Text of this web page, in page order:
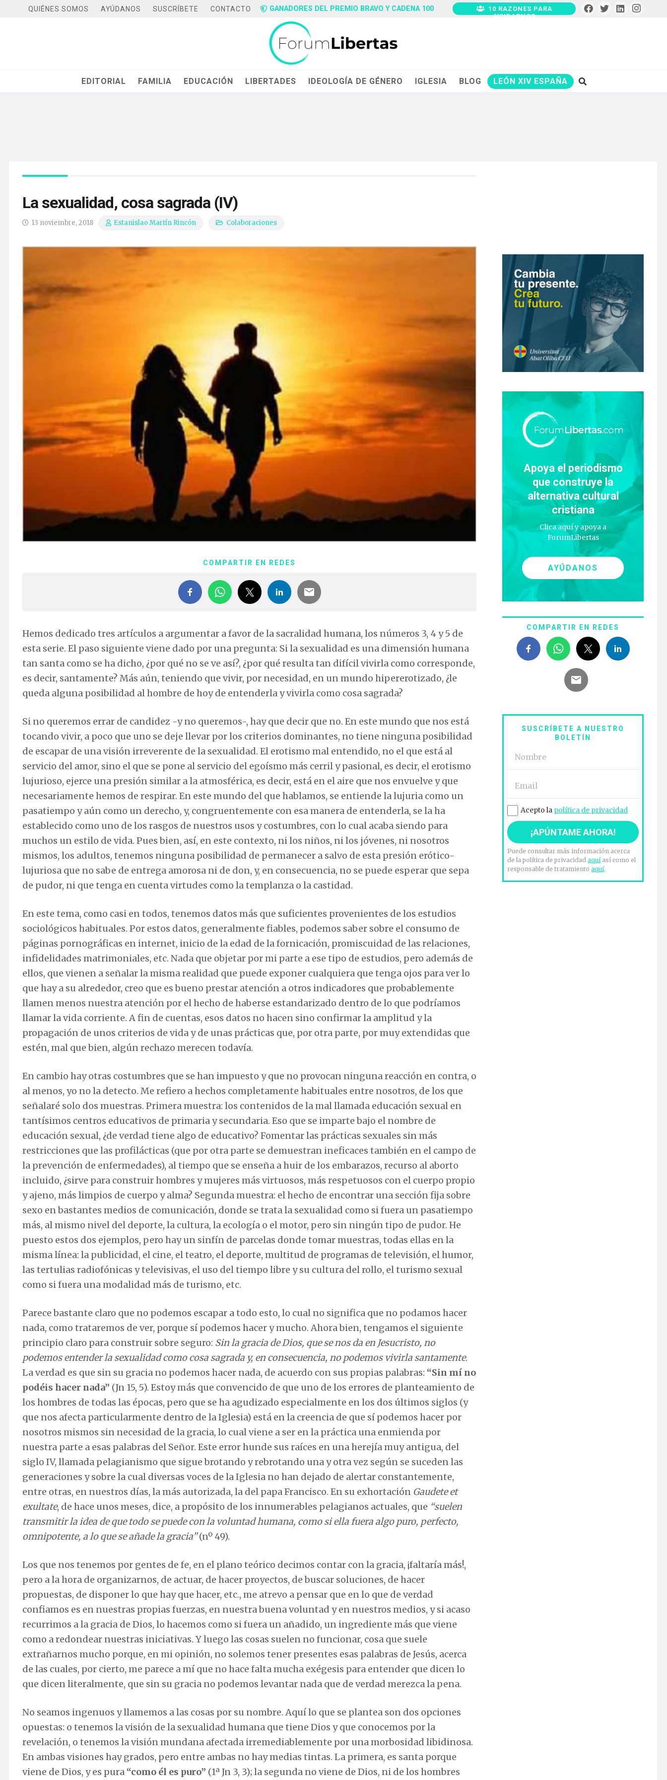
QUIÉNES SOMOS AYÚDANOS SUSCRÍBETE CONTACTO GANADORES DEL PREMIO BRAVO Y CADENA 100
10 RAZONES PARA
AYUDARNOS
EDITORIAL FAMILIA EDUCACIÓN LIBERTADES IDEOLOGÍA DE GÉNERO IGLESIA BLOG LEÓN XIV ESPAÑA
La sexualidad, cosa sagrada (IV)
13 noviembre, 2018 Estanislao Martín Rincón Colaboraciones
COMPARTIR EN REDES
Hemos dedicado tres artículos a argumentar a favor de la sacralidad humana, los números 3, 4 y 5 de
esta serie. El paso siguiente viene dado por una pregunta: Si la sexualidad es una dimensión humana
tan santa como se ha dicho, ¿por qué no se ve así?, ¿por qué resulta tan difícil vivirla como corresponde,
es decir, santamente? Más aún, teniendo que vivir, por necesidad, en un mundo hipererotizado, ¿le
queda alguna posibilidad al hombre de hoy de entenderla y vivirla como cosa sagrada?
Si no queremos errar de candidez -y no queremos-, hay que decir que no. En este mundo que nos está
tocando vivir, a poco que uno se deje llevar por los criterios dominantes, no tiene ninguna posibilidad
de escapar de una visión irreverente de la sexualidad. El erotismo mal entendido, no el que está al
servicio del amor, sino el que se pone al servicio del egoísmo más cerril y pasional, es decir, el erotismo
lujurioso, ejerce una presión similar a la atmosférica, es decir, está en el aire que nos envuelve y que
necesariamente hemos de respirar. En este mundo del que hablamos, se entiende la lujuria como un
pasatiempo y aún como un derecho, y, congruentemente con esa manera de entenderla, se la ha
establecido como uno de los rasgos de nuestros usos y costumbres, con lo cual acaba siendo para
muchos un estilo de vida. Pues bien, así, en este contexto, ni los niños, ni los jóvenes, ni nosotros
mismos, los adultos, tenemos ninguna posibilidad de permanecer a salvo de esta presión erótico-
lujuriosa que no sabe de entrega amorosa ni de don, y, en consecuencia, no se puede esperar que sepa
de pudor, ni que tenga en cuenta virtudes como la templanza o la castidad.
En este tema, como casi en todos, tenemos datos más que suficientes provenientes de los estudios
sociológicos habituales. Por estos datos, generalmente fiables, podemos saber sobre el consumo de
páginas pornográficas en internet, inicio de la edad de la fornicación, promiscuidad de las relaciones,
infidelidades matrimoniales, etc. Nada que objetar por mi parte a ese tipo de estudios, pero además de
ellos, que vienen a señalar la misma realidad que puede exponer cualquiera que tenga ojos para ver lo
que hay a su alrededor, creo que es bueno prestar atención a otros indicadores que probablemente
llamen menos nuestra atención por el hecho de haberse estandarizado dentro de lo que podríamos
llamar la vida corriente. A fin de cuentas, esos datos no hacen sino confirmar la amplitud y la
propagación de unos criterios de vida y de unas prácticas que, por otra parte, por muy extendidas que
estén, mal que bien, algún rechazo merecen todavía.
En cambio hay otras costumbres que se han impuesto y que no provocan ninguna reacción en contra, o
al menos, yo no la detecto. Me refiero a hechos completamente habituales entre nosotros, de los que
señalaré solo dos muestras. Primera muestra: los contenidos de la mal llamada educación sexual en
tantísimos centros educativos de primaria y secundaria. Eso que se imparte bajo el nombre de
educación sexual, ¿de verdad tiene algo de educativo? Fomentar las prácticas sexuales sin más
restricciones que las profilácticas (que por otra parte se demuestran ineficaces también en el campo de
la prevención de enfermedades), al tiempo que se enseña a huir de los embarazos, recurso al aborto
incluido, ¿sirve para construir hombres y mujeres más virtuosos, más respetuosos con el cuerpo propio
y ajeno, más limpios de cuerpo y alma? Segunda muestra: el hecho de encontrar una sección fija sobre
sexo en bastantes medios de comunicación, donde se trata la sexualidad como si fuera un pasatiempo
más, al mismo nivel del deporte, la cultura, la ecología o el motor, pero sin ningún tipo de pudor. He
puesto estos dos ejemplos, pero hay un sinfín de parcelas donde tomar muestras, todas ellas en la
misma línea: la publicidad, el cine, el teatro, el deporte, multitud de programas de televisión, el humor,
las tertulias radiofónicas y televisivas, el uso del tiempo libre y su cultura del rollo, el turismo sexual
como si fuera una modalidad más de turismo, etc.
Parece bastante claro que no podemos escapar a todo esto, lo cual no significa que no podamos hacer
nada, como trataremos de ver, porque sí podemos hacer y mucho. Ahora bien, tengamos el siguiente
principio claro para construir sobre seguro: Sin la gracia de Dios, que se nos da en Jesucristo, no
podemos entender la sexualidad como cosa sagrada y, en consecuencia, no podemos vivirla santamente.
La verdad es que sin su gracia no podemos hacer nada, de acuerdo con sus propias palabras: “Sin mí no
podéis hacer nada” (Jn 15, 5). Estoy más que convencido de que uno de los errores de planteamiento de
los hombres de todas las épocas, pero que se ha agudizado especialmente en los dos últimos siglos (y
que nos afecta particularmente dentro de la Iglesia) está en la creencia de que sí podemos hacer por
nosotros mismos sin necesidad de la gracia, lo cual viene a ser en la práctica una enmienda por
nuestra parte a esas palabras del Señor. Este error hunde sus raíces en una herejía muy antigua, del
siglo IV, llamada pelagianismo que sigue brotando y rebrotando una y otra vez según se suceden las
generaciones y sobre la cual diversas voces de la Iglesia no han dejado de alertar constantemente,
entre otras, en nuestros días, la más autorizada, la del papa Francisco. En su exhortación Gaudete et
exultate, de hace unos meses, dice, a propósito de los innumerables pelagianos actuales, que “suelen
transmitir la idea de que todo se puede con la voluntad humana, como si ella fuera algo puro, perfecto,
omnipotente, a lo que se añade la gracia”(nº 49).
Los que nos tenemos por gentes de fe, en el plano teórico decimos contar con la gracia, ¡faltaría más!,
pero a la hora de organizarnos, de actuar, de hacer proyectos, de buscar soluciones, de hacer
propuestas, de disponer lo que hay que hacer, etc., me atrevo a pensar que en lo que de verdad
confiamos es en nuestras propias fuerzas, en nuestra buena voluntad y en nuestros medios, y si acaso
recurrimos a la gracia de Dios, lo hacemos como si fuera un añadido, un ingrediente más que viene
como a redondear nuestras iniciativas. Y luego las cosas suelen no funcionar, cosa que suele
extrañarnos mucho porque, en mi opinión, no solemos tener presentes esas palabras de Jesús, acerca
de las cuales, por cierto, me parece a mí que no hace falta mucha exégesis para entender que dicen lo
que dicen literalmente, que sin su gracia no podemos levantar nada que de verdad merezca la pena.
No seamos ingenuos y llamemos a las cosas por su nombre. Aquí lo que se plantea son dos opciones
opuestas: o tenemos la visión de la sexualidad humana que tiene Dios y que conocemos por la
revelación, o tenemos la visión mundana afectada irremediablemente por una morbosidad libidinosa.
En ambas visiones hay grados, pero entre ambas no hay medias tintas. La primera, es santa porque
viene de Dios, y es pura “como él es puro” (1ª Jn 3, 3); la segunda no viene de Dios, ni de los hombres
Apoya el periodismo
que construye la
alternativa cultural
cristiana
Clica aquí y apoya a
ForumLibertas
AYÚDANOS
COMPARTIR EN REDES
SUSCRÍBETE A NUESTRO
BOLETÍN
Acepto la política de privacidad
Puede consultar más información acerca
de la política de privacidadaquíasí como el
responsable de tratamientoaquí.